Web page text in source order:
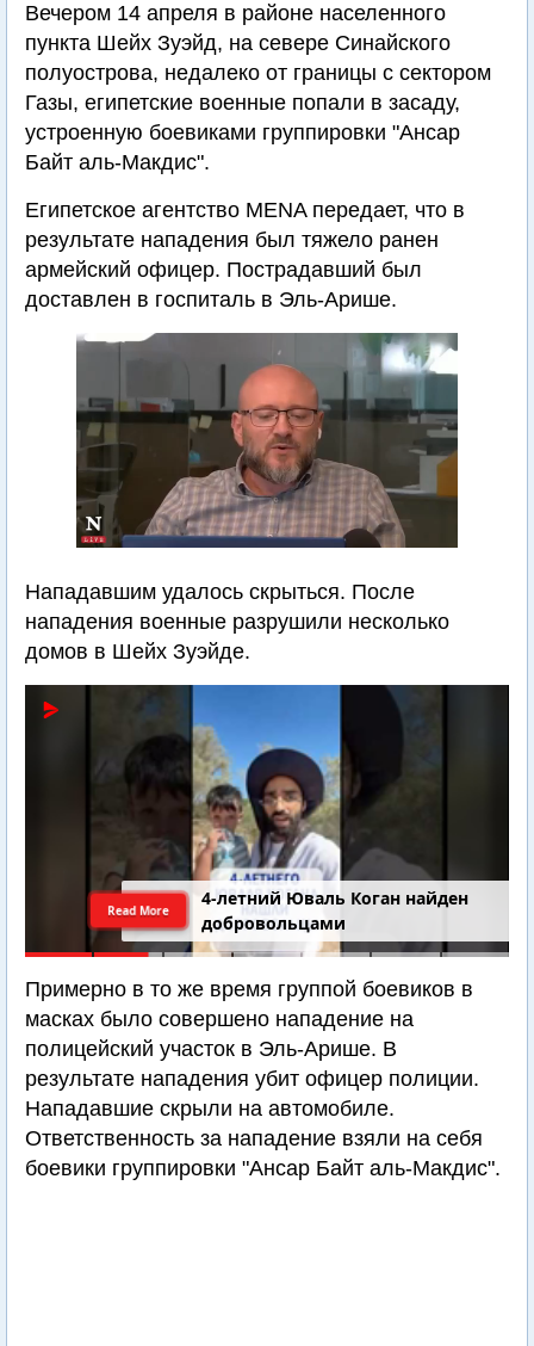
Вечером 14 апреля в районе населенного
пункта Шейх Зуэйд, на севере Синайского
полуострова, недалеко от границы с сектором
Газы, египетские военные попали в засаду,
устроенную боевиками группировки "Ансар
Байт аль-Макдис".
Египетское агентство MENA передает, что в
результате нападения был тяжело ранен
армейский офицер. Пострадавший был
доставлен в госпиталь в Эль-Арише.
Нападавшим удалось скрыться. После
нападения военные разрушили несколько
домов в Шейх Зуэйде.
4-летний Юваль Коган найден
добровольцами
Read More
Примерно в то же время группой боевиков в
масках было совершено нападение на
полицейский участок в Эль-Арише. В
результате нападения убит офицер полиции.
Нападавшие скрыли на автомобиле.
Ответственность за нападение взяли на себя
боевики группировки "Ансар Байт аль-Макдис".